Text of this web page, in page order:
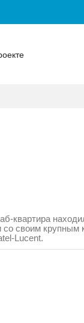
квартира
своим
Lucent.